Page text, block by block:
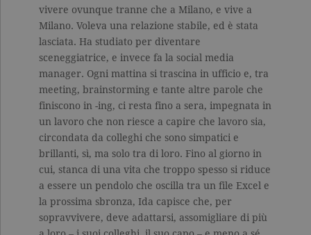
vivere ovunque tranne che a Milano, e vive a
Milano. Voleva una relazione stabile, ed è stata
lasciata. Ha studiato per diventare
sceneggiatrice, e invece fa la social media
manager. Ogni mattina si trascina in ufficio e, tra
meeting, brainstorming e tante altre parole che
finiscono in -ing, ci resta fino a sera, impegnata in
un lavoro che non riesce a capire che lavoro sia,
circondata da colleghi che sono simpatici e
brillanti, sì, ma solo tra di loro. Fino al giorno in
cui, stanca di una vita che troppo spesso si riduce
a essere un pendolo che oscilla tra un file Excel e
la prossima sbronza, Ida capisce che, per
sopravvivere, deve adattarsi, assomigliare di più